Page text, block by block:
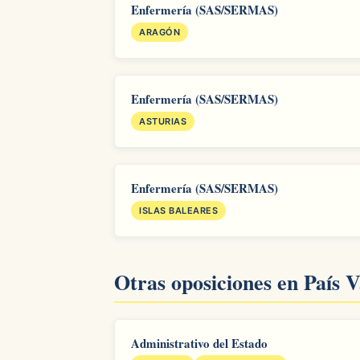
Enfermería (SAS/SERMAS)
ARAGÓN
Enfermería (SAS/SERMAS)
ASTURIAS
Enfermería (SAS/SERMAS)
ISLAS BALEARES
Otras oposiciones en País
Administrativo del Estado